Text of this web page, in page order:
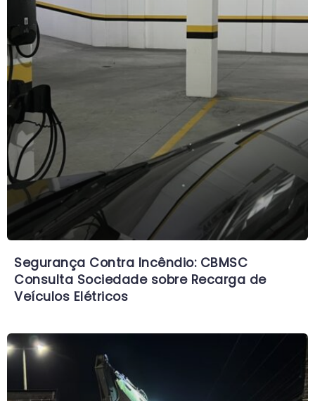
Segurança Contra Incêndio: CBMSC
Consulta Sociedade sobre Recarga de
Veículos Elétricos